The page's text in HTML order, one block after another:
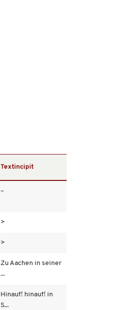
Textincipit
–
>
>
Zu Aachen in seiner
...
Hinauf! hinauf! in
S...